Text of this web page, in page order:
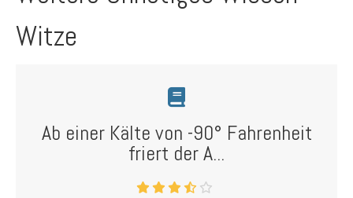
Witze
Ab einer Kälte von -90° Fahrenheit
friert der A...